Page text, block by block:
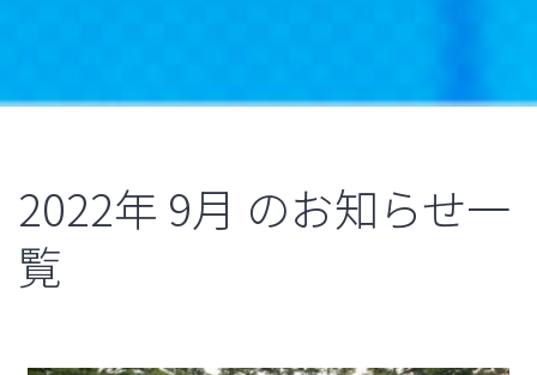
2022年 9月 のお知らせ一
覧